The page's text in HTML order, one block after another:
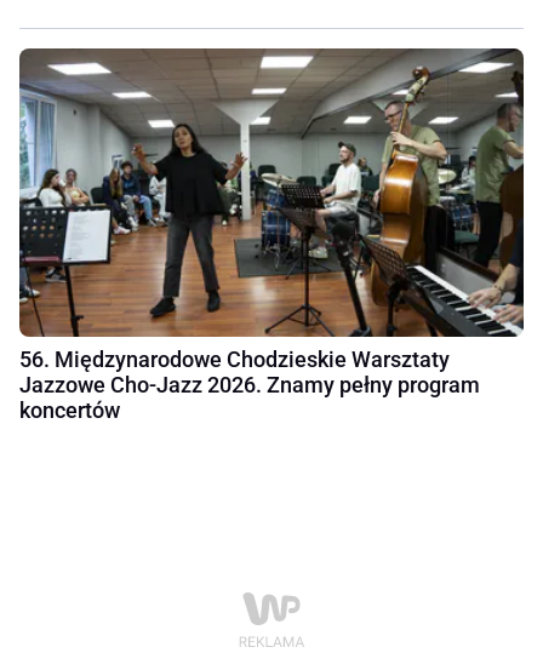
56. Międzynarodowe Chodzieskie Warsztaty
Jazzowe Cho-Jazz 2026. Znamy pełny program
koncertów